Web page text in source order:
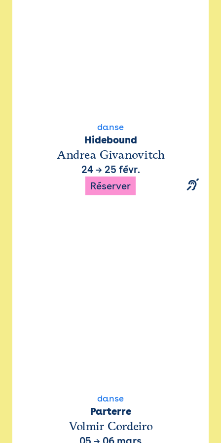
danse
Hidebound
Andrea Givanovitch
24→ 25 févr.
Réserver
danse
Parterre
Volmir Cordeiro